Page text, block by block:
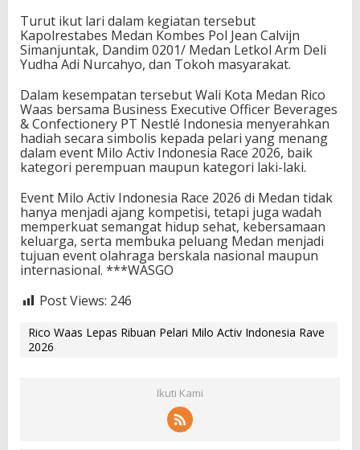
Turut ikut lari dalam kegiatan tersebut
Kapolrestabes Medan Kombes Pol Jean Calvijn
Simanjuntak, Dandim 0201/ Medan Letkol Arm Deli
Yudha Adi Nurcahyo, dan Tokoh masyarakat.
Dalam kesempatan tersebut Wali Kota Medan Rico
Waas bersama Business Executive Officer Beverages
& Confectionery PT Nestlé Indonesia menyerahkan
hadiah secara simbolis kepada pelari yang menang
dalam event Milo Activ Indonesia Race 2026, baik
kategori perempuan maupun kategori laki-laki.
Event Milo Activ Indonesia Race 2026 di Medan tidak
hanya menjadi ajang kompetisi, tetapi juga wadah
memperkuat semangat hidup sehat, kebersamaan
keluarga, serta membuka peluang Medan menjadi
tujuan event olahraga berskala nasional maupun
internasional. ***WASGO
Post Views: 246
Rico Waas Lepas Ribuan Pelari Milo Activ Indonesia Rave
2026
Ikuti Kami